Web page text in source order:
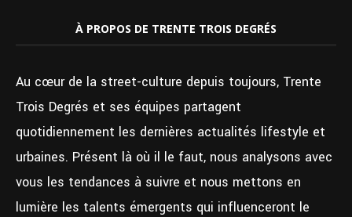
À PROPOS DE TRENTE TROIS DEGRÉS
Au cœur de la street-culture depuis toujours, Trente
Trois Degrés et ses équipes partagent
quotidiennement les dernières actualités lifestyle et
urbaines. Présent là où il le faut, nous analysons avec
vous les tendances à suivre et nous mettons en
lumière les talents émergents qui influenceront le